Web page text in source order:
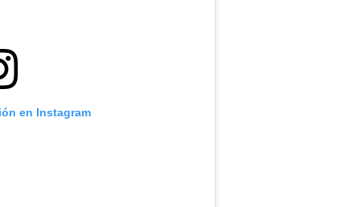
en Instagram